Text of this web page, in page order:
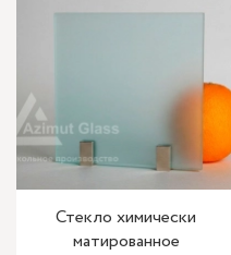
Стекло химически
матированное